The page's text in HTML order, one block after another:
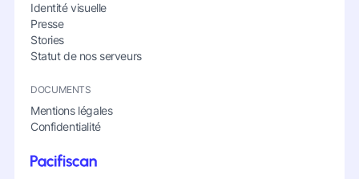
Identité visuelle
Presse
Stories
Statut de nos serveurs
DOCUMENTS
Mentions légales
Confidentialité